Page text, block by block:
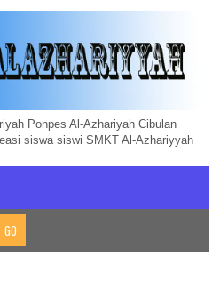
Ponpes Al-Azhariyah Cibulan
siswa siswi SMKT Al-Azhariyyah